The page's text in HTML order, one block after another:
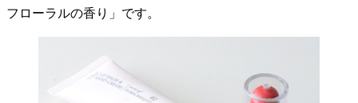
フローラルの香り」です。